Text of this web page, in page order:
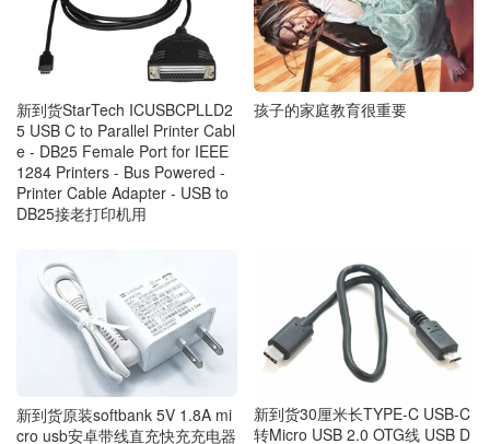
新到货StarTech ICUSBCPLLD2
5 USB C to Parallel Printer Cabl
e - DB25 Female Port for IEEE
1284 Printers - Bus Powered -
Printer Cable Adapter - USB to
DB25接老打印机用
孩子的家庭教育很重要
新到货原装softbank 5V 1.8A mi
cro usb安卓带线直充快充充电器
新到货30厘米长TYPE-C USB-C
转Micro USB 2.0 OTG线 USB D